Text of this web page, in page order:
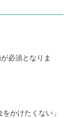
必須となりま
かけたくない」